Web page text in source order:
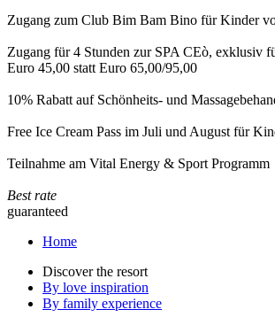
Zugang zum Club Bim Bam Bino für Kinder
Zugang für 4 Stunden zur SPA CEò, exklusiv
Euro 45,00 statt Euro 65,00/95,00
10% Rabatt auf Schönheits- und
Free Ice Cream Pass im Juli und August für
Teilnahme am Vital Energy & Sport Programm
Best rate
guaranteed
Home
Discover the resort
By love inspiration
By family experience